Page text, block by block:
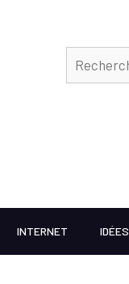
INTERNET IDÉES